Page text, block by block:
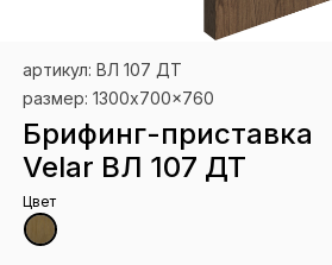
артикул: ВЛ 107 ДТ
размер: 1300x700x760
Брифинг-приставка
Velar ВЛ 107 ДТ
Цвет